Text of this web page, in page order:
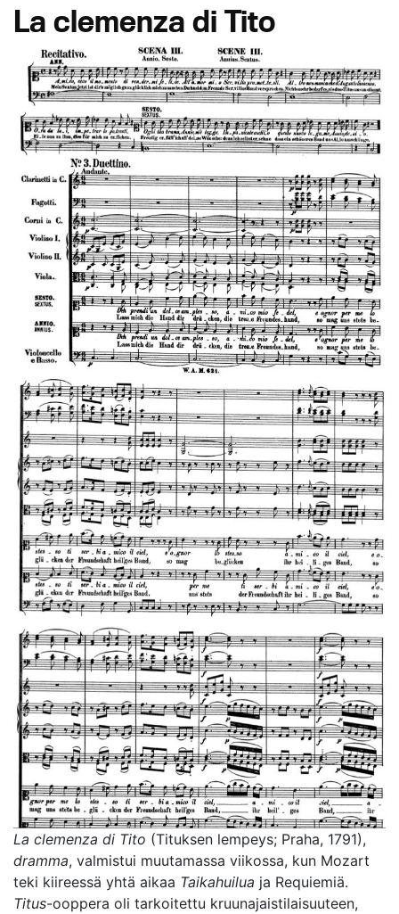
La clemenza di Tito
La clemenza di Tito (Tituksen lempeys; Praha, 1791),
dramma, valmistui muutamassa viikossa, kun Mozart
teki kiireessä yhtä aikaa Taikahuilua ja Requiemiä.
Titus-ooppera oli tarkoitettu kruunajaistilaisuuteen,